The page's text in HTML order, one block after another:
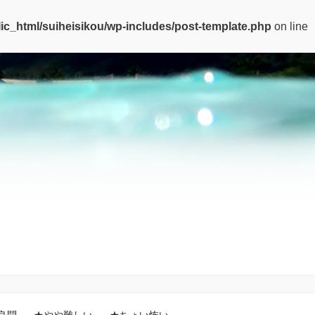
suiheisikou/wp-includes/post-template.php on line